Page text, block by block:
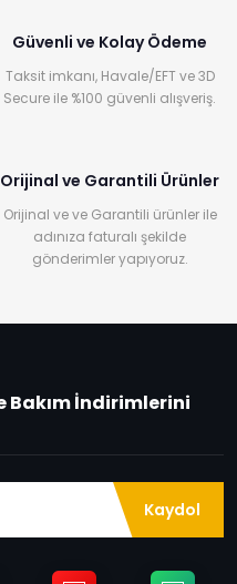
Güvenli ve Kolay Ödeme
Taksit imkanı, Havale/EFT ve 3D
Secure ile %100 güvenli alışveriş.
Orijinal ve Garantili Ürünler
Orijinal ve ve Garantili ürünler ile
adınıza faturalı şekilde
gönderimler yapıyoruz.
Bakım İndirimlerini
Kaydol